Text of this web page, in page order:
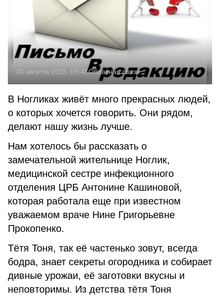
28 августа 2025, 09:41Обратная связь
В Ногликах живёт много прекрасных людей,
о которых хочется говорить. Они рядом,
делают нашу жизнь лучше.
Нам хотелось бы рассказать о
замечательной жительнице Ноглик,
медицинской сестре инфекционного
отделения ЦРБ Антонине Кашиновой,
которая работала еще при известном
уважаемом враче Нине Григорьевне
Прокопенко.
Тётя Тоня, так её частенько зовут, всегда
бодра, знает секреты огородника и собирает
дивные урожаи, её заготовки вкусны и
неповторимы. Из детства тётя Тоня